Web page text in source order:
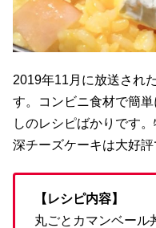
2019年11月に放送され
す。コンビニ食材で簡
しのレシピばかりです
深チーズケーキは大好評
【レシピ内容】
丸ごとカマンベール